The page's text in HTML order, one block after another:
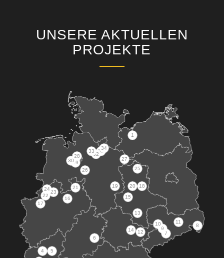
UNSERE AKTUELLEN
PROJEKTE
1
4 5
6
7
8
9
10
11
12
13
14
15
16
17
18
19 20
21
22
23
24
25
26
27
28
29
30
31
32
33
34